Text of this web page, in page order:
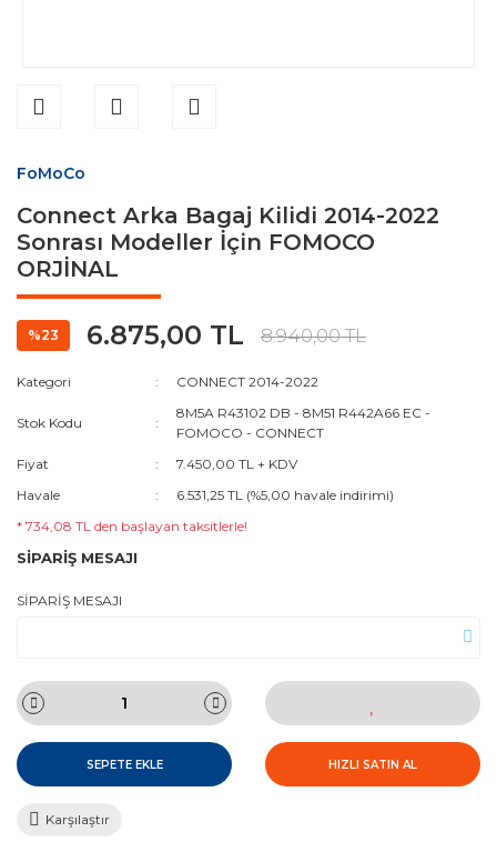
FoMoCo
Connect Arka Bagaj Kilidi 2014-2022
Sonrası Modeller İçin FOMOCO
ORJİNAL
%23 6.875,00 TL 8.940,00 TL
Kategori CONNECT 2014-2022
Stok Kodu
8M5A R43102 DB - 8M51 R442A66 EC -
FOMOCO - CONNECT
Fiyat
7.450,00 TL + KDV
Havale
6.531,25 TL (%5,00 havale indirimi)
* 734,08 TL den başlayan taksitlerle!
SİPARİŞ MESAJI
SİPARİŞ MESAJI
SEPETE EKLE HIZLI SATIN AL
Karşılaştır